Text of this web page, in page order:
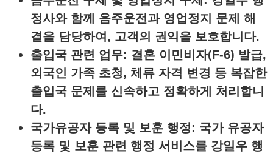
정사와 함께 음주운전과 영업정지 문제 해
결을 담당하여, 고객의 권익을 보호합니다.
출입국 관련 업무: 결혼 이민비자(F-6) 발급,
외국인 가족 초청, 체류 자격 변경 등 복잡한
출입국 문제를 신속하고 정확하게 처리합니
다.
국가유공자 등록 및 보훈 행정: 국가 유공자
등록 및 보훈 관련 행정 서비스를 강일우 행